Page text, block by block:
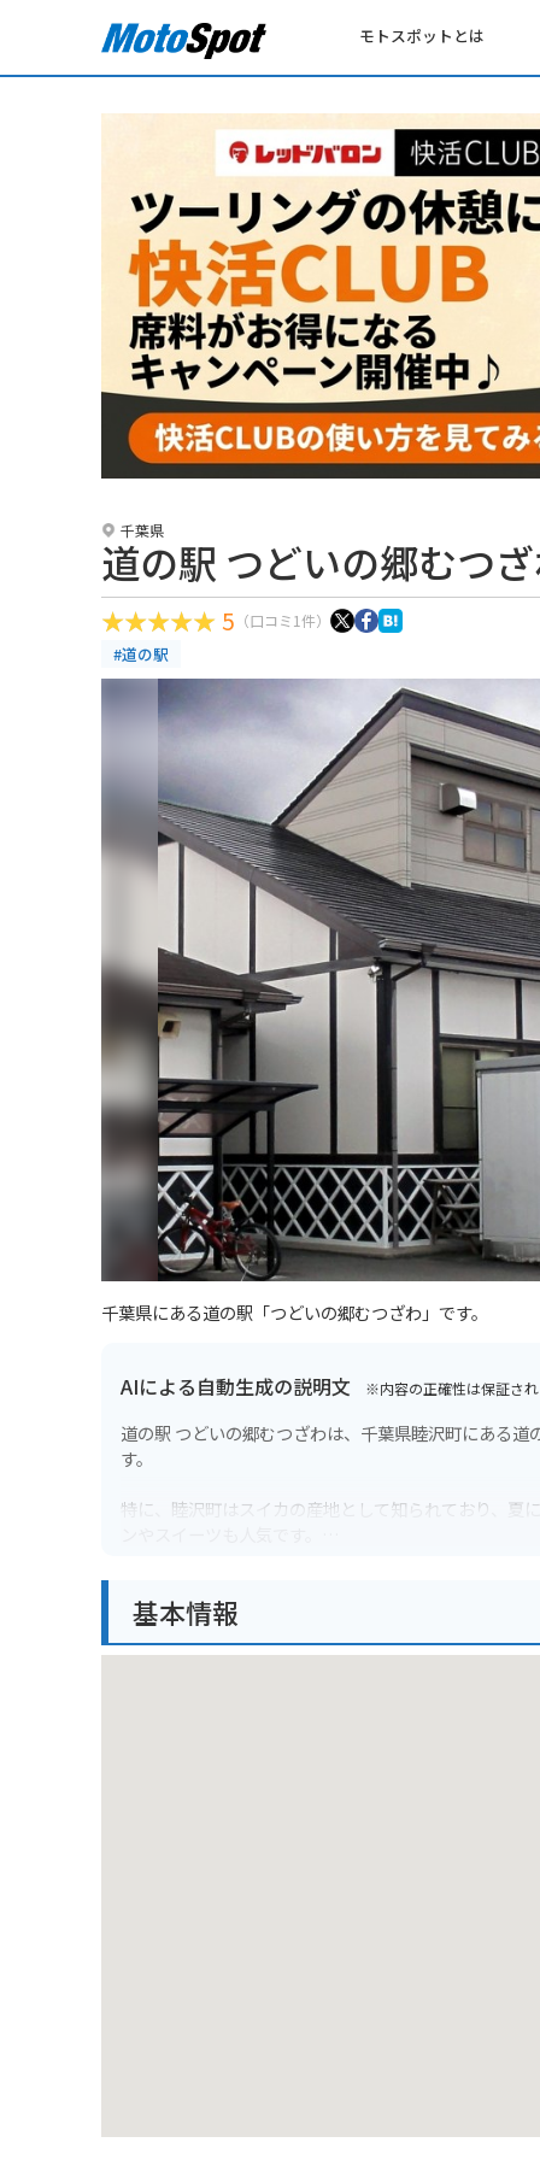
モトスポットとは
千葉県
道の駅 つどいの郷むつ
5 （口コミ1件）
#道の駅
千葉県にある道の駅「つどいの郷むつざわ」です。
AIによる自動生成の説明文 ※内容の正確性は保証さ
道の駅 つどいの郷むつざわは、千葉県睦沢町にある
す。
特に、睦沢町はスイカの産地として知られており、夏
ことができます。印旛沼や九十九里浜も比較的近い
基本情報